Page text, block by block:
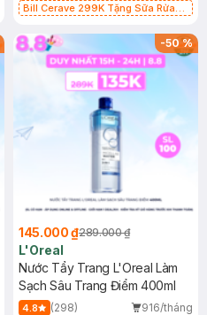
Bill Cerave 299K Tặng Sữa Rửa
-50%
145.000 ₫289.000 ₫
L'Oreal
Nước Tẩy Trang L'Oreal Làm
Sạch Sâu Trang Điểm 400ml
4.8 (298)
916/tháng